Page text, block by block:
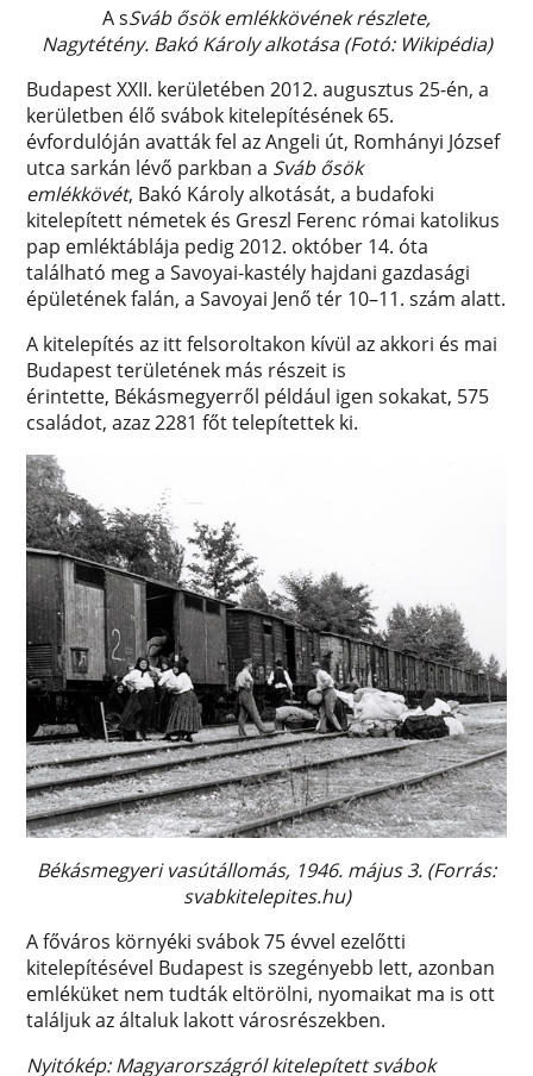
A sSváb ősök emlékkövének részlete,
Nagytétény. Bakó Károly alkotása (Fotó: Wikipédia)
Budapest XXII. kerületében 2012. augusztus 25-én, a
kerületben élő svábok kitelepítésének 65.
évfordulóján avatták fel az Angeli út, Romhányi József
utca sarkán lévő parkban a Sváb ősök
emlékkövét, Bakó Károly alkotását, a budafoki
kitelepített németek és Greszl Ferenc római katolikus
pap emléktáblája pedig 2012. október 14. óta
található meg a Savoyai-kastély hajdani gazdasági
épületének falán, a Savoyai Jenő tér 10–11. szám alatt.
A kitelepítés az itt felsoroltakon kívül az akkori és mai
Budapest területének más részeit is
érintette, Békásmegyerről például igen sokakat, 575
családot, azaz 2281 főt telepítettek ki.
Békásmegyeri vasútállomás, 1946. május 3. (Forrás:
svabkitelepites.hu)
A főváros környéki svábok 75 évvel ezelőtti
kitelepítésével Budapest is szegényebb lett, azonban
emléküket nem tudták eltörölni, nyomaikat ma is ott
találjuk az általuk lakott városrészekben.
Nyitókép: Magyarországról kitelepített svábok